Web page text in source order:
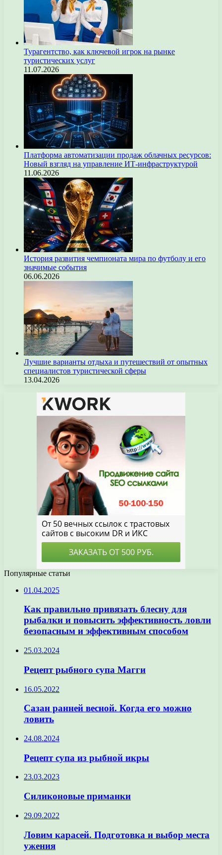
Турагентство, как ключевой игрок на рынке
туристических услуг
11.07.2026
Платформа автоматизации продаж облачных ресурсов:
Новый взгляд на управление ИТ-инфраструктурой
11.06.2026
История развития чемпионата мира по футболу и его
значимые события
06.06.2026
Лучшие варианты отдыха и путешествий от опытных
специалистов туристической сферы
13.04.2026
Популярные статьи
01.04.2025
Как правильно привязать блесну для
рыбалки и повысить эффективность ловли
безопасным и эффективным способом
25.03.2024
Рецепт рыбного супа Магги
16.05.2022
Сазан ранней весной. Когда его можно
ловить
24.08.2024
Рецепт супа из рыбной икры
23.03.2023
Силиконовые приманки
29.09.2022
Ловим карасей. Подготовка и выбор места
ужения